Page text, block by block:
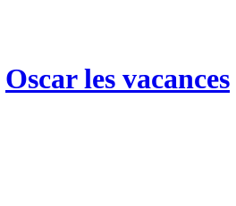
Oscar les vacances